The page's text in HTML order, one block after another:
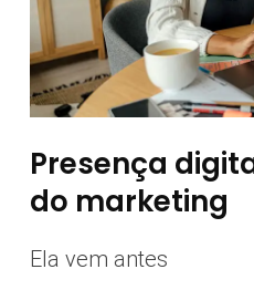
Presença
do marketing
Ela vem antes